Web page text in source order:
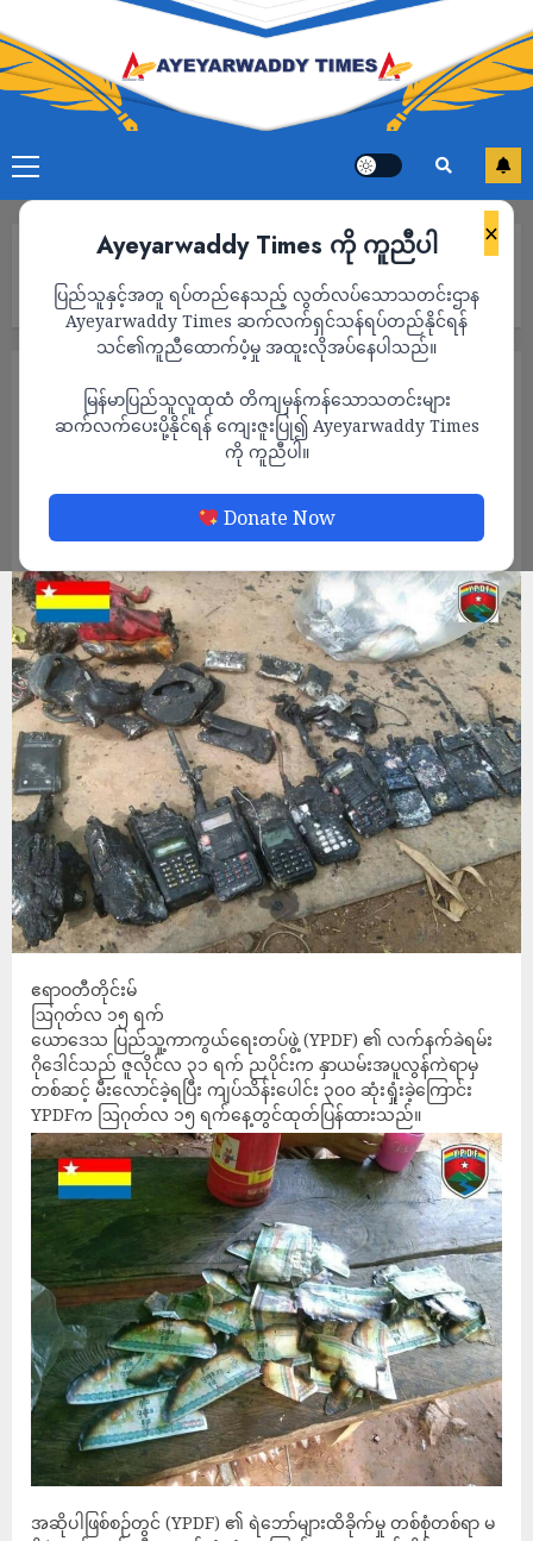
×
Ayeyarwaddy Times ကို ကူညီပါ
ပြည်သူနှင့်အတူ ရပ်တည်နေသည့် လွတ်လပ်သောသတင်းဌာန
Ayeyarwaddy Times ဆက်လက်ရှင်သန်ရပ်တည်နိုင်ရန်
သင်၏ကူညီထောက်ပံ့မှု အထူးလိုအပ်နေပါသည်။
မြန်မာပြည်သူလူထုထံ တိကျမှန်ကန်သောသတင်းများ
ဆက်လက်ပေးပို့နိုင်ရန် ကျေးဇူးပြု၍ Ayeyarwaddy Times
ကို ကူညီပါ။
Donate Now
သိန်း ၃၀၀ ကျော်တန်ဖိုးရှိ လက်နက်ခဲယမ်းများ မီးလောင်ဆုံးရှုံး
ယမ်းအပူလွန်ကဲရာမှ ယော (PDF) လက်နက်
ဂိုဒေါင် မီးလောင်ပြီး ကျပ်သိန်း ၃၀၀ ကျော်
တန်ဖိုးရှိ လက်နက်ခဲယမ်းများ မီးလောင်ဆုံးရှုံး
ADMIN AUGUST 15, 2022
ဧရာဝတီတိုင်းမ်
ဩဂုတ်လ ၁၅ ရက်
ယောဒေသ ပြည်သူ့ကာကွယ်ရေးတပ်ဖွဲ့ (YPDF) ၏ လက်နက်ခဲရမ်း
ဂိုဒေါင်သည် ဇူလိုင်လ ၃၁ ရက် ညပိုင်း‌က နှာယမ်းအပူလွန်ကဲရာမှ
တစ်ဆင့် မီးလောင်ခဲ့ရပြီး ကျပ်သိန်းပေါင်း ၃၀၀ ဆုံးရှုံးခဲ့ကြောင်း
YPDFက ဩဂုတ်လ ၁၅ ရက်နေ့တွင်ထုတ်ပြန်ထားသည်။
အဆိုပါဖြစ်စဉ်တွင် (YPDF) ၏ ရဲဘော်များထိခိုက်မှု တစ်စုံတစ်ရာ မ